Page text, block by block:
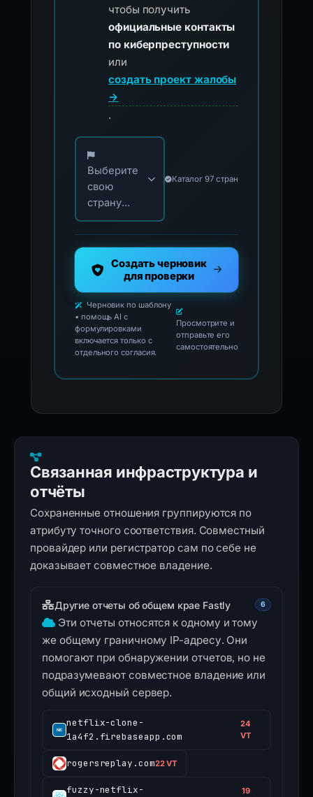
чтобы получить
официальные контакты
по киберпреступности
или
создать проект жалобы
→
.
Выберите свою страну для официальных
Выберите
свою
страну...
Каталог 97 стран
Создать черновик
для проверки
Черновик по шаблону
• помощь AI с
формулировками
включается только с
отдельного согласия.
Просмотрите и
отправьте его
самостоятельно
Связанная инфраструктура и
отчёты
Сохраненные отношения группируются по
атрибуту точного соответствия. Совместный
провайдер или регистратор сам по себе не
доказывает совместное владение.
Другие отчеты об общем крае Fastly 6
Эти отчеты относятся к одному и тому
же общему граничному IP-адресу. Они
помогают при обнаружении отчетов, но не
подразумевают совместное владение или
общий исходный сервер.
netflix-clone-
1a4f2.firebaseapp.com
24
VT
rogersreplay.com22 VT
fuzzy-netflix-
19